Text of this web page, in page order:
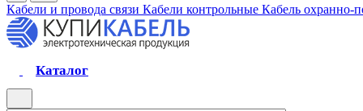
Кабели и провода связи Кабели контрольные Кабель охранно-
Каталог